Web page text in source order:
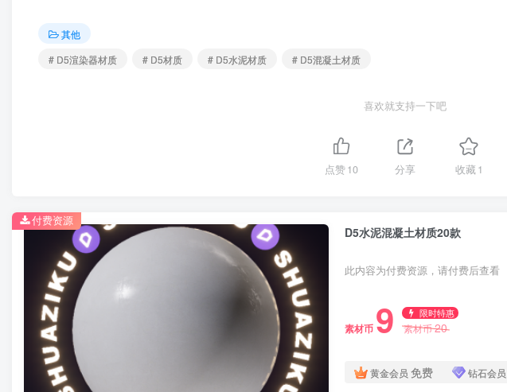
其他
# D5渲染器材质
# D5材质 # D5水泥材质 # D5混凝土材质
喜欢就支持一下吧
点赞10 分享 收藏1
D5水泥混凝土材质20款
此内容为付费资源，请付费后查看
素材币 9 限时特惠
素材币20
黄金会员 免费 钻石会员
付费资源